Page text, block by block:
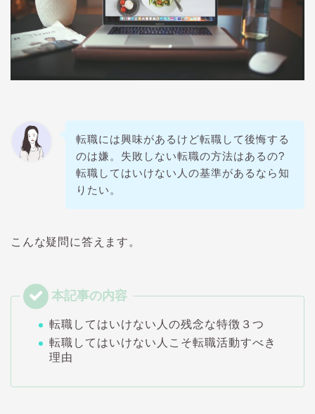
転職には興味があるけど転職して後悔する
のは嫌。失敗しない転職の方法はあるの?
転職してはいけない人の基準があるなら知
りたい。
こんな疑問に答えます。
転職してはいけない人の残念な特徴３つ
転職してはいけない人こそ転職活動すべき
理由